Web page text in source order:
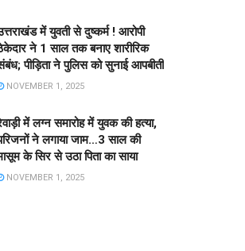
में युवती से दुष्कर्म ! आरोपी
ने 1 साल तक बनाए शारीरिक
पीड़िता ने पुलिस को सुनाई आपबीती
NOVEMBER 1, 2025
में लग्न समारोह में युवक की हत्या,
ने लगाया जाम…3 साल की
के सिर से उठा पिता का साया
NOVEMBER 1, 2025